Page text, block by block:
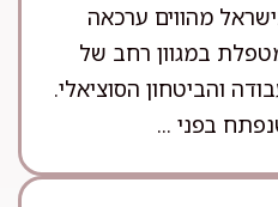
מהווים ערכאה
במגוון רחב של
והביטחון הסוציאלי.
בפני ...